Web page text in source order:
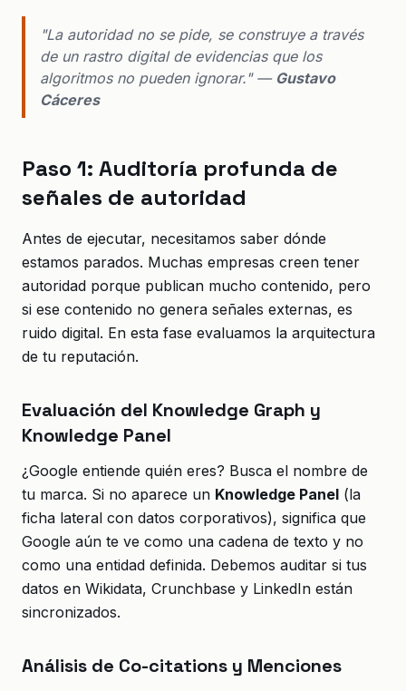
"La autoridad no se pide, se construye a través
de un rastro digital de evidencias que los
algoritmos no pueden ignorar." — Gustavo
Cáceres
Paso 1: Auditoría profunda de
señales de autoridad
Antes de ejecutar, necesitamos saber dónde
estamos parados. Muchas empresas creen tener
autoridad porque publican mucho contenido, pero
si ese contenido no genera señales externas, es
ruido digital. En esta fase evaluamos la arquitectura
de tu reputación.
Evaluación del Knowledge Graph y
Knowledge Panel
¿Google entiende quién eres? Busca el nombre de
tu marca. Si no aparece un Knowledge Panel (la
ficha lateral con datos corporativos), significa que
Google aún te ve como una cadena de texto y no
como una entidad definida. Debemos auditar si tus
datos en Wikidata, Crunchbase y LinkedIn están
sincronizados.
Análisis de Co-citations y Menciones